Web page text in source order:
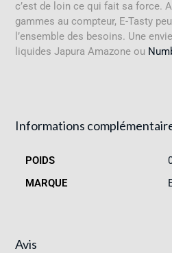
c’est de loin ce qui fait sa force.
gammes au compteur, E-Tasty
l’ensemble des besoins. Une
liquides Japura Amazone ou
Informations
POIDS
MARQUE
Avis